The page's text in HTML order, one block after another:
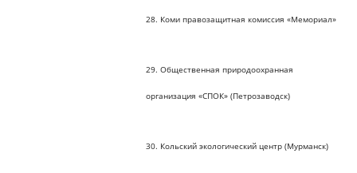
28. Коми правозащитная комиссия «Мемориал»
29. Общественная природоохранная
организация «СПОК» (Петрозаводск)
30. Кольский экологический центр (Мурманск)